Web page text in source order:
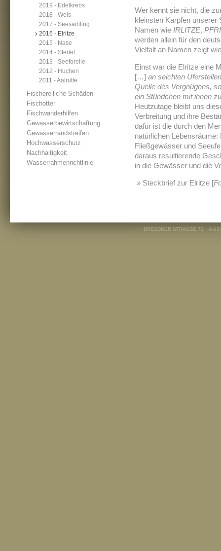
Wer kennt sie nicht, die
kleinsten Karpfen
Namen wie IRLITZE,
werden allein für den
Vielfalt an Namen zeigt
Einst war die Elritze eine
[…] an seichten
Quelle des Vergnügens,
ein Stündchen mit ihnen
Heutzutage bleibt uns
Verbreitung und ihre
dafür ist die durch den
natürlichen
Fließgewässer und
daraus resultierende
in die Gewässer und die
» Steckbrief zur Elritze [
2019 - Edelkrebs
2018 - Wels
2017 - Seesaibling
2016 - Elritze
2015 - Nase
2014 - Sterlet
2013 - Seeforelle
2012 - Huchen
2011 - Aalrutte
Fischereiliche Schäden
Fischotter
Fischwanderhilfen
Gewässerbewirtschaftung
Gewässerrandstreifen
Hochwasserschutz
Nachhaltigkeit
Wasserrahmenrichtlinie
A-
DRESDNER STRASSE 73